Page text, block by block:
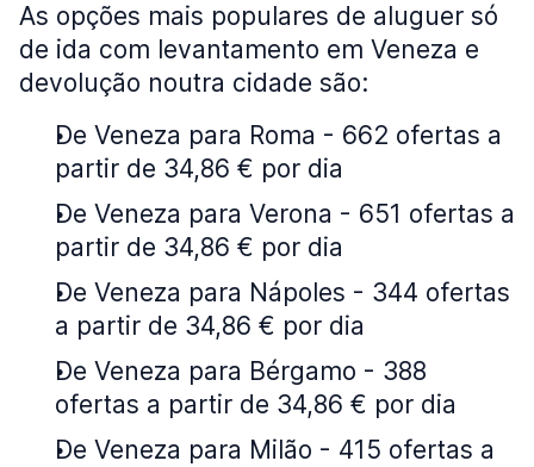
As opções mais populares de aluguer só
de ida com levantamento em Veneza e
devolução noutra cidade são:
De Veneza para Roma - 662 ofertas a
partir de 34,86 € por dia
De Veneza para Verona - 651 ofertas a
partir de 34,86 € por dia
De Veneza para Nápoles - 344 ofertas
a partir de 34,86 € por dia
De Veneza para Bérgamo - 388
ofertas a partir de 34,86 € por dia
De Veneza para Milão - 415 ofertas a